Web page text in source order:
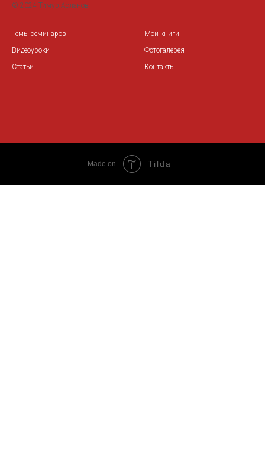
© 2024 Тимур Асланов
Темы семинаров
Видеоуроки
Статьи
Мои книги
Фотогалерея
Контакты
Made on Tilda